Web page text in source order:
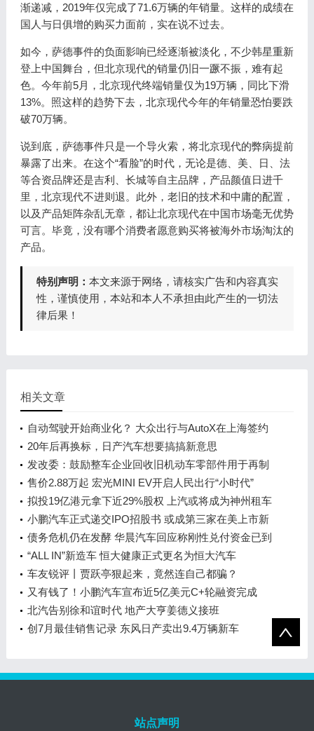
渐递减，2019年仅完成了71.6万辆的年销量。这样的成绩在
国人与日俱增的购买力面前，实在说不过去。
如今，萨德事件的负面影响已经逐渐被淡化，不少韩星重新
登上中国舞台，但北京现代的销量仍旧一蹶不振，难有起
色。今年前5月，北京现代终端销量仅为19万辆，同比下滑
13%。照这样的趋势下去，北京现代今年的年销量恐怕要跌
破70万辆。
说到底，萨德事件只是一个导火索，将北京现代的弊病提前
暴露了出来。在这个“看脸”的时代，无论是德、美、日、法
等合资品牌还是吉利、长城等自主品牌，产品颜值日进千
里，北京现代不进则退。此外，老旧的技术和中庸的配置，
以及产品矩阵杂乱无章，都让北京现代在中国市场毫无优势
可言。毕竟，没有哪个消费者愿意购买将被海外市场淘汰的
产品。
特别声明： 本文来源于网络，请核实广告和内容真实
性，谨慎使用，本站和本人不承担由此产生的一切法
律后果！
相关文章
自动驾驶开始商业化？ 大众出行与AutoX在上海签约
20年后再换标，日产汽车想要搞搞新意思
发改委：鼓励整车企业回收旧机动车零部件用于再制
造
售价2.88万起 宏光MINI EV开启人民出行“小时代”
拟投19亿港元拿下近29%股权 上汽或将成为神州租车
第一大股东
小鹏汽车正式递交IPO招股书 或成第三家在美上市新
造车企
债务危机仍在发酵 华晨汽车回应称刚性兑付资金已到
位
“ALL IN”新造车 恒大健康正式更名为恒大汽车
车友锐评丨贾跃亭狠起来，竟然连自己都骗？
又有钱了！小鹏汽车宣布近5亿美元C+轮融资完成
北汽告别徐和谊时代 地产大亨姜德义接班
创7月最佳销售记录 东风日产卖出9.4万辆新车
站点声明